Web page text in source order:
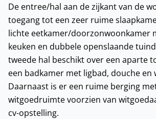
De entree/hal aan de zijkant van de
toegang tot een zeer ruime
lichte eetkamer/doorzonwoonkamer
keuken en dubbele openslaande
tweede hal beschikt over een aparte
een badkamer met ligbad, douche en
Daarnaast is er een ruime berging
witgoedruimte voorzien van
cv-opstelling.